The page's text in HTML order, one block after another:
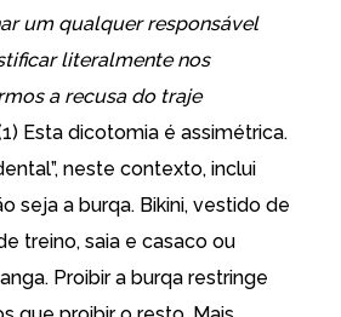
um qualquer responsável
literalmente nos
a recusa do traje
Esta dicotomia é assimétrica.
neste contexto, inclui
seja a burqa. Bikini, vestido de
treino, saia e casaco ou
Proibir a burqa restringe